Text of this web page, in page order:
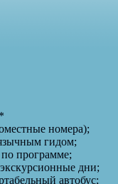
номера);
гидом;
программе;
дни;
автобус;